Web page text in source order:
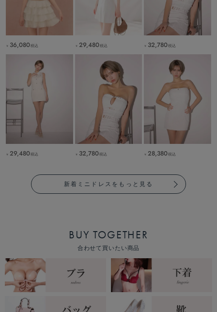
￥ 36,080税込 ￥ 29,480税込 ￥ 32,780税込
￥ 29,480税込 ￥ 32,780税込 ￥ 28,380税込
新着ミニドレスをもっと見る
BUY TOGETHER
合わせて買いたい商品